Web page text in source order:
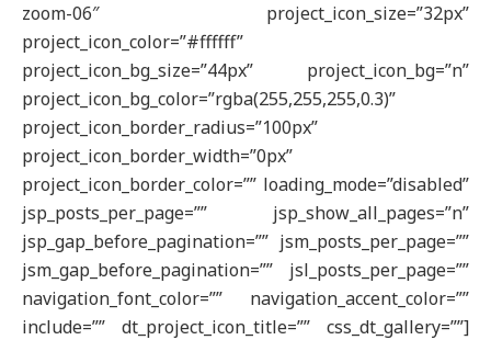
zoom-06″ project_icon_size=”32px”
project_icon_color=”#ffffff”
project_icon_bg_size=”44px” project_icon_bg=”n”
project_icon_bg_color=”rgba(255,255,255,0.3)”
project_icon_border_radius=”100px”
project_icon_border_width=”0px”
project_icon_border_color=”” loading_mode=”disabled”
jsp_posts_per_page=”” jsp_show_all_pages=”n”
jsp_gap_before_pagination=”” jsm_posts_per_page=””
jsm_gap_before_pagination=”” jsl_posts_per_page=””
navigation_font_color=”” navigation_accent_color=””
include=”” dt_project_icon_title=”” css_dt_gallery=””]